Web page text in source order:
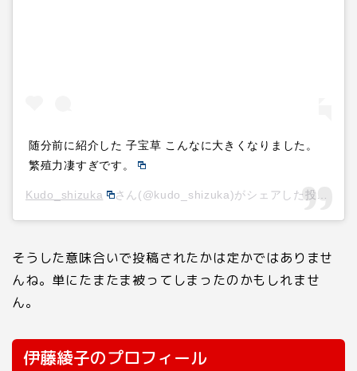
随分前に紹介した 子宝草 こんなに大きくなりました。
繁殖力凄すぎです。
Kudo_shizuka さん(@kudo_shizuka)がシェアした投稿 –
そうした意味合いで投稿されたかは定かではありませ
んね。単にたまたま被ってしまったのかもしれませ
ん。
伊藤綾子のプロフィール